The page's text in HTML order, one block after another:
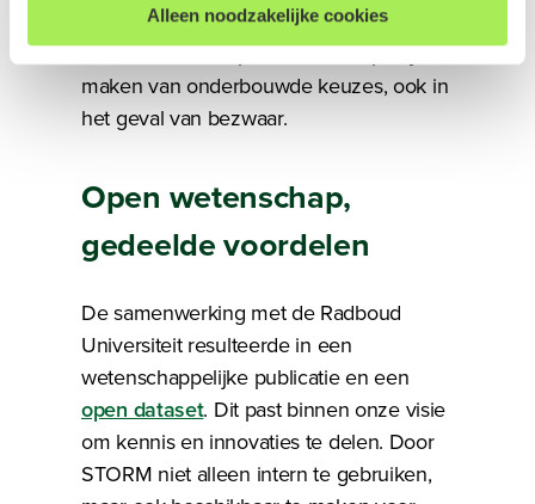
We werken samen met14 derdendie uw gegevens
kunnen ontvangen en verwerken.
Alleen noodzakelijke cookies
een aanvraag wel of niet mogelijk is. Dit
versterkt de transparantie en helpt bij het
maken van onderbouwde keuzes, ook in
het geval van bezwaar.
Open wetenschap,
gedeelde voordelen
De samenwerking met de Radboud
Universiteit resulteerde in een
wetenschappelijke publicatie en een
open dataset. Dit past binnen onze visie
om kennis en innovaties te delen. Door
STORM niet alleen intern te gebruiken,